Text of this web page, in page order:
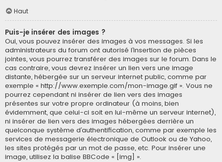
Haut
Puis-je insérer des images ?
Oui, vous pouvez insérer des images à vos messages. Si les
administrateurs du forum ont autorisé l’insertion de pièces
jointes, vous pourrez transférer des images sur le forum. Dans le
cas contraire, vous devrez insérer un lien vers une image
distante, hébergée sur un serveur internet public, comme par
exemple « http://www.exemple.com/mon-image.gif ». Vous ne
pourrez cependant ni insérer de lien vers des images
présentes sur votre propre ordinateur (à moins, bien
évidemment, que celui-ci soit en lui-même un serveur internet),
ni insérer de lien vers des images hébergées derrière un
quelconque système d’authentification, comme par exemple les
services de messagerie électronique de Outlook ou de Yahoo,
les sites protégés par un mot de passe, etc. Pour insérer une
image, utilisez la balise BBCode « [img] ».